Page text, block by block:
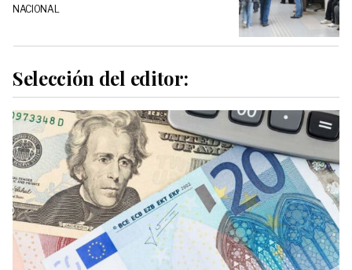
NACIONAL
Selección del editor: